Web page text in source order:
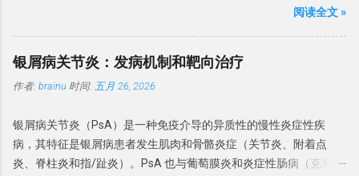
的最常原因是银屑病和甲真菌病。甲分离也与多种因素有关，如甲
下的光敏性 – 甲分离通常涉及多个指甲，并且也可能存在甲下出
血。 甲状腺疾病患者的甲分离 继发于系统性疾病的甲分离 ，多与肺
管性疾病。 甲状腺炎的指甲呈波浪状向上弯曲，称为普拉默甲
（Plummer's nails），常累及无名指和小指。 甲胬肉 ...
在70岁年龄段，大多数研究显示女性略多。大多数研究报告原位鳞
状细胞癌主要发生在日晒部位，近期研究提示最常见的部位是头颈
部（29%-54%）。下肢在女性中比男性更常受累。英国较早的研究
显示，大多数患者（60%-85%）的原位鳞状细胞癌位于小腿，这可
性、甲下、甲周、掌跖和疣状原位鳞状细胞癌。生殖器和肛周部位
存在变异型，分别称为「阴茎上皮内瘤变」和「肛管上皮内瘤
变」，各有其专科治疗路径。 病因 原位鳞状细胞癌的病因有： 辐
面部红斑，也可使用局部血管收缩剂苯甲酰胺或氧美甲唑林。对于
治疗难治和严重的玫瑰痤疮，建议系统性治疗。首选药物是低剂量
多西环素，也可以推荐低剂量异维 A 酸。眼部玫瑰痤疮局部用环氯
霉素眼药水、阿奇霉素、伊维菌素或甲硝唑。 酒渣鼻是一种常见的
慢性炎症性疾病，主要影响面部（尤其是脸颊和鼻子，偶尔也会影
中年人群。 流行病学 关于玫瑰痤疮流行病学几乎没有可靠的数据。
英国研究发现患病率为 165/10万。玫瑰痤疮的患病率因研究而异。
有荟萃会析发现患病率在 0.09%-22.41%之间，平均为 5.46%。 玫瑰
阅读全文 »
银屑病关节炎：发病机制和靶向治疗
作者: brainu 时间: 五月 26, 2026
银屑病关节炎（PsA）是一种免疫介导的异质性的慢性炎症性疾
病，其特征是银屑病患者发生肌肉和骨骼炎症（关节炎、附着点
炎、脊柱炎和指/趾炎）。PsA 也与葡萄膜炎和炎症性肠病（克罗恩